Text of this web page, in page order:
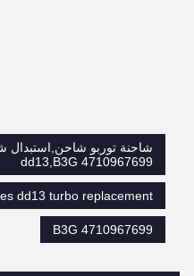
شاحنة توربو
dd13,B3G 4710967699
dd13 turbo replacement
B3G 4710967699